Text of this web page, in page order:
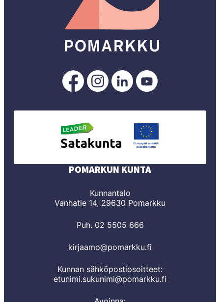
Pomarkku
Facebookissa
Pomarkku
Instagramissa
Pomarkku
LinkedInissä
POMARKUN KUNTA
Kunnantalo
Vanhatie 14, 29630 Pomarkku
Puh. 02 5505 666
kirjaamo@pomarkku.fi
Kunnan sähköpostiosoitteet:
etunimi.sukunimi@pomarkku.fi